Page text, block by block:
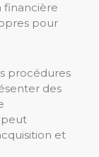
financière
pour
procédures
des
peut
et